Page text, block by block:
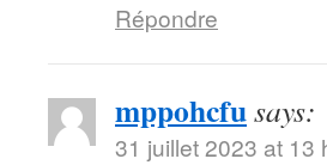
Répondre
mppohcfusays:
31 juillet 2023 at 13